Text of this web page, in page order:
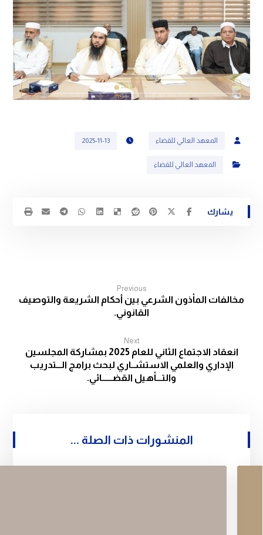
المعهد العالي للقضاء 2025-11-13
المعهد العالي للقضاء
Previous
مخالفات المأذون الشرعي بين أحكام الشريعة والتوصيف
القانوني.
Next
انعقاد الاجتماع الثاني للعام 2025 بمشاركة المجلسين
الإداري والعلمي الاستشــاري لبحث برامج الـــتدريب
والتـــأهيل القضــــــائي.
المنشورات ذات الصلة ...